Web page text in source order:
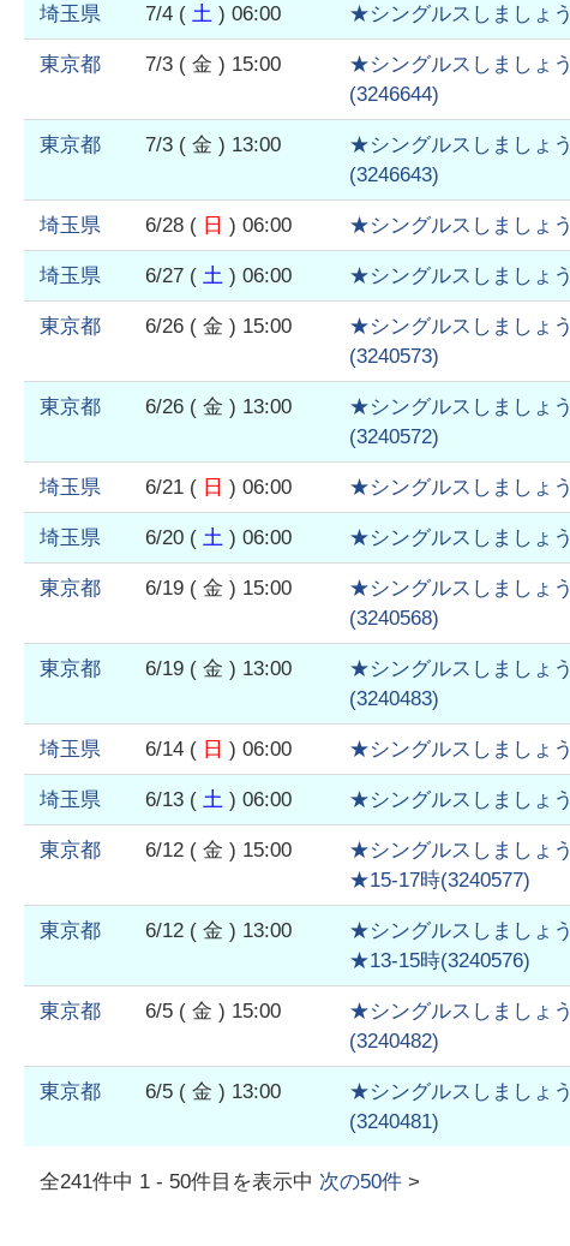
埼玉県 7/4 (土 )06:00 ★シングルスしまし
東京都 7/3 ( 金 ) 15:00
★シングルスしましょ
(3246644)
東京都 7/3 ( 金 ) 13:00
★シングルスしましょ
(3246643)
埼玉県 6/28 ( 日 )06:00 ★シングルスしまし
埼玉県 6/27 (土 )06:00 ★シングルスしまし
東京都 6/26 ( 金 ) 15:00
★シングルスしましょ
(3240573)
東京都 6/26 ( 金 ) 13:00
★シングルスしましょ
(3240572)
埼玉県 6/21 ( 日 )06:00 ★シングルスしまし
埼玉県 6/20 (土 )06:00 ★シングルスしまし
東京都 6/19 ( 金 ) 15:00
★シングルスしましょ
(3240568)
東京都 6/19 ( 金 ) 13:00
★シングルスしましょ
(3240483)
埼玉県 6/14 ( 日 )06:00 ★シングルスしまし
埼玉県 6/13 (土 )06:00 ★シングルスしまし
東京都 6/12 ( 金 ) 15:00
★シングルスしましょ
★15-17時(3240577)
東京都 6/12 ( 金 ) 13:00
★シングルスしましょ
★13-15時(3240576)
東京都 6/5 ( 金 ) 15:00
★シングルスしましょ
(3240482)
東京都 6/5 ( 金 ) 13:00
★シングルスしましょ
(3240481)
全241件中 1 - 50件目を表示中 次の50件 >